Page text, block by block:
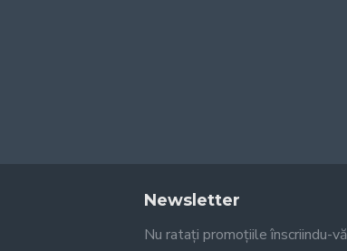
Newsletter
Nu ratați promoțiile înscriindu-